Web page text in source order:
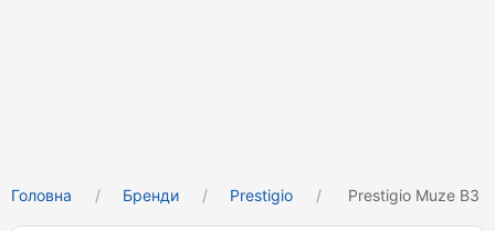
Головна Бренди Prestigio Prestigio Muze B3